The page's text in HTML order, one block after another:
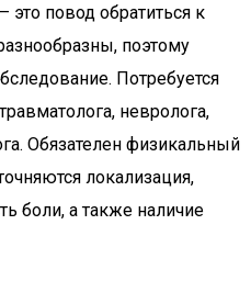
повод обратиться к
поэтому
Потребуется
невролога,
Обязателен физикальный
локализация,
боли, а также наличие